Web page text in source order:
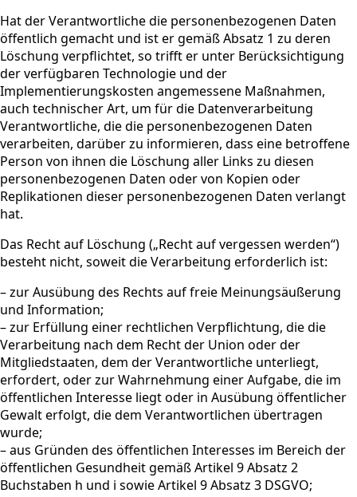
Hat der Verantwortliche die personenbezogenen Daten
öffentlich gemacht und ist er gemäß Absatz 1 zu deren
Löschung verpflichtet, so trifft er unter Berücksichtigung
der verfügbaren Technologie und der
Implementierungskosten angemessene Maßnahmen,
auch technischer Art, um für die Datenverarbeitung
Verantwortliche, die die personenbezogenen Daten
verarbeiten, darüber zu informieren, dass eine betroffene
Person von ihnen die Löschung aller Links zu diesen
personenbezogenen Daten oder von Kopien oder
Replikationen dieser personenbezogenen Daten verlangt
hat.
Das Recht auf Löschung („Recht auf vergessen werden“)
besteht nicht, soweit die Verarbeitung erforderlich ist:
– zur Ausübung des Rechts auf freie Meinungsäußerung
und Information;
– zur Erfüllung einer rechtlichen Verpflichtung, die die
Verarbeitung nach dem Recht der Union oder der
Mitgliedstaaten, dem der Verantwortliche unterliegt,
erfordert, oder zur Wahrnehmung einer Aufgabe, die im
öffentlichen Interesse liegt oder in Ausübung öffentlicher
Gewalt erfolgt, die dem Verantwortlichen übertragen
wurde;
– aus Gründen des öffentlichen Interesses im Bereich der
öffentlichen Gesundheit gemäß Artikel 9 Absatz 2
Buchstaben h und i sowie Artikel 9 Absatz 3 DSGVO;